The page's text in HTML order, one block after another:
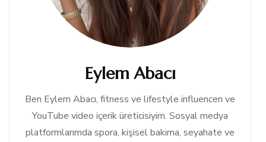
Eylem Abacı
Ben Eylem Abacı, fitness ve lifestyle influencerı ve
YouTube video içerik üreticisiyim. Sosyal medya
platformlarımda spora, kişisel bakıma, seyahate ve